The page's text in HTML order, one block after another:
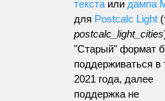
текста или дампа
для Postcalc Light
postcalc_light_cities
"Старый" формат
поддерживаться в
2021 года, далее
поддержка не